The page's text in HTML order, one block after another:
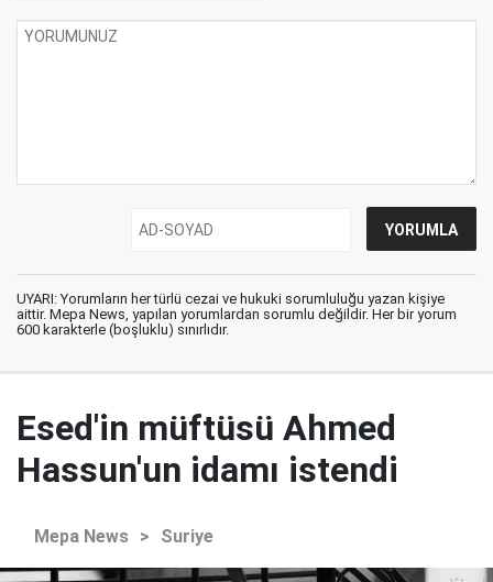
UYARI: Yorumların her türlü cezai ve hukuki sorumluluğu yazan kişiye
aittir. Mepa News, yapılan yorumlardan sorumlu değildir. Her bir yorum
600 karakterle (boşluklu) sınırlıdır.
Esed'in müftüsü Ahmed
Hassun'un idamı istendi
Mepa News > Suriye